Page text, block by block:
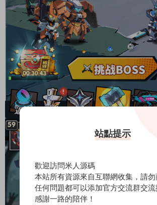
站點提示
歡迎訪問米人源碼
本站所有資源來自互聯網收集，請勿
任何問題都可以添加官方交流群交流
感謝一路的陪伴！